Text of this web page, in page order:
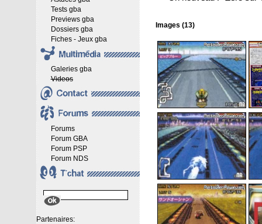
Tests gba
Previews gba
Dossiers gba
Fiches - Jeux gba
Galeries gba
Videos
Forums
Forum GBA
Forum PSP
Forum NDS
Partenaires:
Images (13)